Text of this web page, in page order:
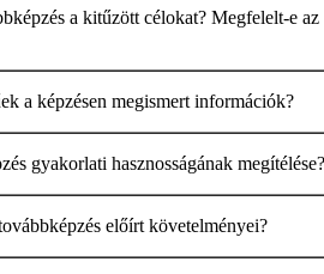
a kitűzött célokat? Megfelelt-e az
a képzésen megismert információk?
gyakorlati hasznosságának megítélése?
előírt követelményei?